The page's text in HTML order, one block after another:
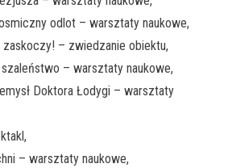
odlot – warsztaty naukowe,
– zwiedzanie obiektu,
– warsztaty naukowe,
Doktora Łodygi – warsztaty
– warsztaty naukowe,